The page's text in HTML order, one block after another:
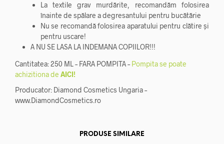
La textile grav murdărite, recomandăm folosirea
înainte de spălare a degresantului pentru bucătărie
Nu se recomandă folosirea aparatului pentru clătire și
pentru uscare!
A NU SE LASA LA INDEMANA COPIILOR!!!
Cantitatea: 250 ML – FARA POMPITA – Pompita se poate
achizitiona de AICI!
Producator: Diamond Cosmetics Ungaria –
www.DiamondCosmetics.ro
PRODUSE SIMILARE